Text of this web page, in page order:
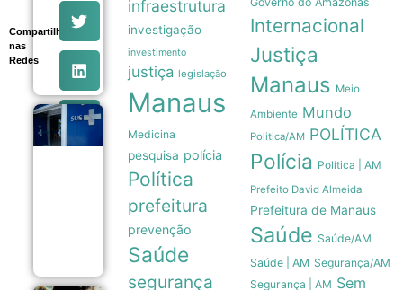
Compartilhe
nas
Redes
com
orientações
candidatos
06/08
mostra que
derrubou
em 85% as
por fibrose
SUS
06/08
infraestrutura
investigação
investimento
justiça legislação
Manaus
Medicina
pesquisa polícia
Política
prefeitura
prevenção
Saúde
segurança
Internacional
Justiça
Manaus Meio
Ambiente Mundo
Politica/AM POLÍTICA
Polícia Política | AM
Prefeito David Almeida
Prefeitura de Manaus
Saúde Saúde/AM
Saúde | AM Segurança/AM
Segurança | AM Sem